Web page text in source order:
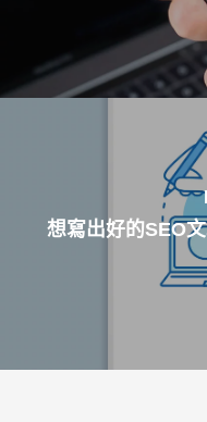
想寫出好的SEO